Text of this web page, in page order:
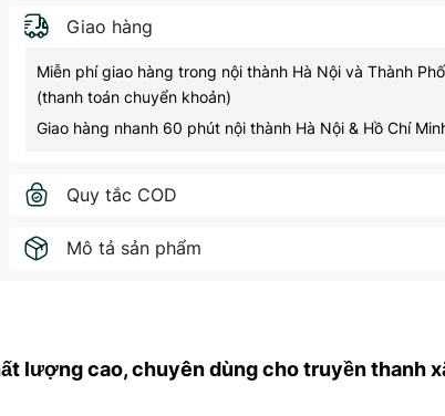
Giao hàng
Miễn phí giao hàng trong nội thành Hà Nội và Thành
(thanh toán chuyển khoản)
Giao hàng nhanh 60 phút nội thành Hà Nội & Hồ Chí
Quy tắc COD
Mô tả sản phẩm
lượng cao, chuyên dùng cho truyền thanh